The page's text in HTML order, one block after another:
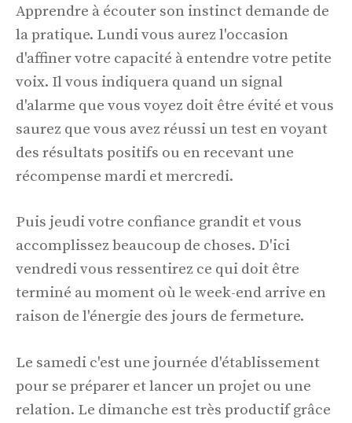
Apprendre à écouter son instinct demande de
la pratique. Lundi vous aurez l'occasion
d'affiner votre capacité à entendre votre petite
voix. Il vous indiquera quand un signal
d'alarme que vous voyez doit être évité et vous
saurez que vous avez réussi un test en voyant
des résultats positifs ou en recevant une
récompense mardi et mercredi.
Puis jeudi votre confiance grandit et vous
accomplissez beaucoup de choses. D'ici
vendredi vous ressentirez ce qui doit être
terminé au moment où le week-end arrive en
raison de l'énergie des jours de fermeture.
Le samedi c'est une journée d'établissement
pour se préparer et lancer un projet ou une
relation. Le dimanche est très productif grâce